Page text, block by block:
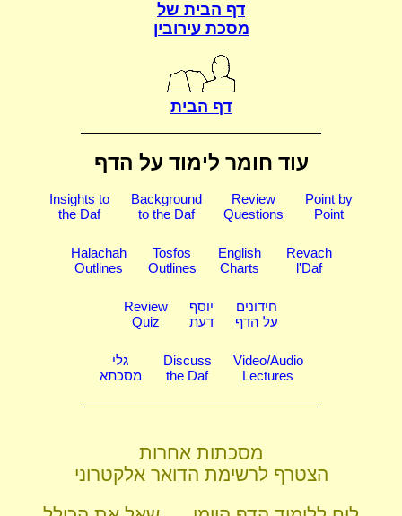
דף הבית של
מסכת עירובין
דף הבית
עוד חומר לימוד על הדף
Insights to
the Daf
Background
to the Daf
Review
Questions
Point by
Point
Halachah
Outlines
Tosfos
Outlines
English
Charts
Revach
l'Daf
Review
Quiz
יוסף
דעת
חידונים
על הדף
גלי
מסכתא
Discuss
the Daf
Video/Audio
Lectures
מסכתות אחרות
הצטרף לרשימת הדואר אלקטרוני